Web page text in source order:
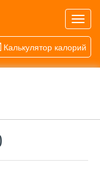
Калькулятор калорий